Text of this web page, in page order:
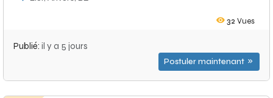
32 Vues
Publié: il y a 5 jours
Postuler maintenant